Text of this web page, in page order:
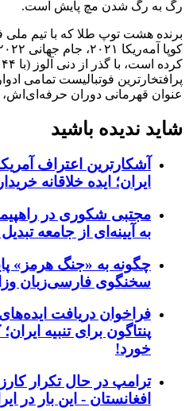
رگ به رگ شدن مچ پایش است.
برنده هشت توپ طلا که با تیم ملی
پرافتخارترین فوتبالیست تمامی
عنوان قهرمانی دوران حرفه‌ای‌اش،
شاید ندیده باشید
آشکارترین اعتراف
ایران؛ ایده خلاقانه
مجتبی شکوری در
به آیینه‌ای از جامعه
چگونه به «جنگ هرمز»
سخنگوی فارسی‌زبان
فراخوان دریافت
پنتاگون برای تنبیه
خورد!
ترامپ در حال تکرار
افغانستان - این بار در